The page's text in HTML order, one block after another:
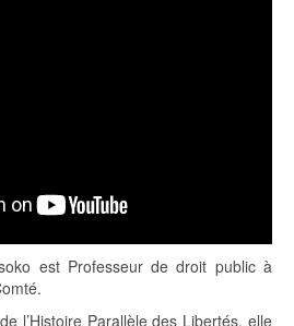
est Professeur de droit public à
l’Histoire Parallèle des Libertés, elle